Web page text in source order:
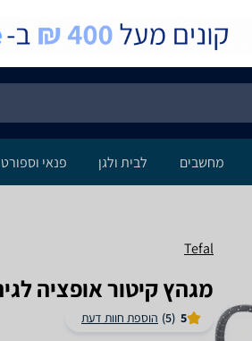
מחשבים לבית ולגן פנאי וספורט
Tefal
מגהץ ‏קיטור ‏אופציה לגיהוץ אנכי Tefal GV9550 טפאל
5
(5) הוספת חוות דעת